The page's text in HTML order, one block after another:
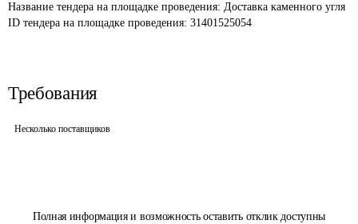
Полная информация и возможность оставить отклик доступны
Название тендера на площадке проведения: Доставка каменного угля
ID тендера на площадке проведения: 31401525054
Требования
Несколько поставщиков